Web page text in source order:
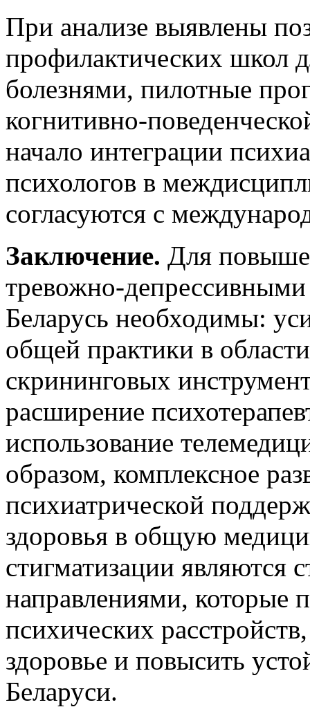
При анализе выявлены
профилактических школ
болезнями, пилотные
начало интеграции
психологов в
согласуются с
Заключение. Для
Беларусь необходимы:
общей практики в
скрининговых
расширение
использование
образом, комплексное
психиатрической
здоровья в общую
стигматизации являются
направлениями, которые
психических
здоровье и повысить
Беларуси.